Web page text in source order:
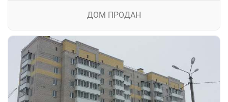
ДОМ ПРОДАН